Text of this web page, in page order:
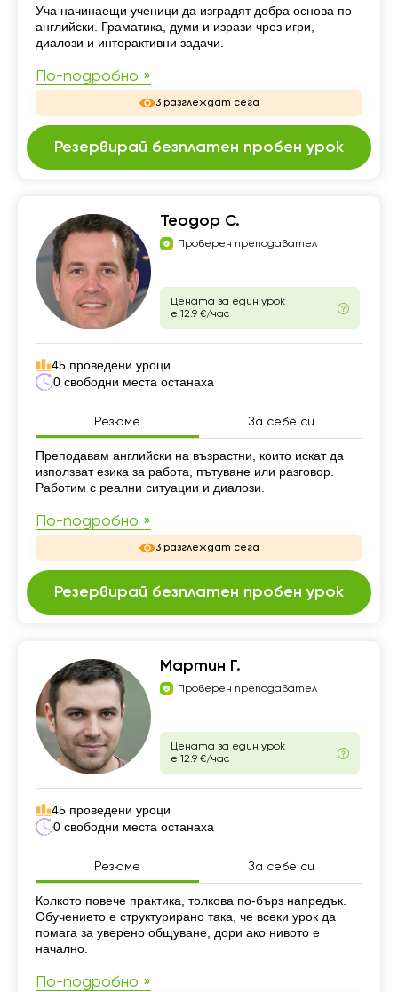
Резюме
Уча начинаещи ученици да изградят добра основа по
английски. Граматика, думи и изрази чрез игри,
диалози и интерактивни задачи.
По-подробно »
3 разглеждат сега
Резервирай безплатен пробен урок
Теодор С.
Проверен преподавател
Цената за един урок
е 12.9 €/час
45 проведени уроци
0 свободни места останаха
Резюме За себе си
Резюме
Преподавам английски на възрастни, които искат да
използват езика за работа, пътуване или разговор.
Работим с реални ситуации и диалози.
По-подробно »
3 разглеждат сега
Резервирай безплатен пробен урок
Мартин Г.
Проверен преподавател
Цената за един урок
е 12.9 €/час
45 проведени уроци
0 свободни места останаха
Резюме За себе си
Резюме
Колкото повече практика, толкова по-бърз напредък.
Обучението е структурирано така, че всеки урок да
помага за уверено общуване, дори ако нивото е
начално.
По-подробно »